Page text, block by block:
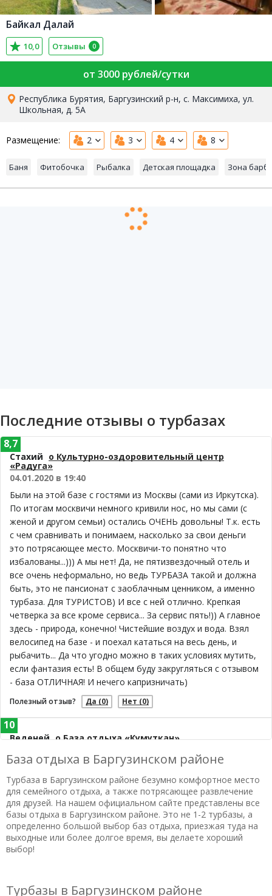
Байкал Далай
10,0 Отзывы 0
от 3000 рублей/сутки
Республика Бурятия, Баргузинский р-н, с. Максимиха, ул.
Школьная, д. 5А
Размещение: 2 3 4 8
Баня Фитобочка Рыбалка Детская площадка Зона
Последние отзывы о турбазах
Стахий о Культурно-оздоровительный центр
«Радуга»
04.01.2020 в 19:40
Были на этой базе с гостями из Москвы (сами из Иркутска).
По итогам москвичи немного кривили нос, но мы сами (с
женой и другом семьи) остались ОЧЕНЬ довольны! Т.к. есть
с чем сравнивать и понимаем, насколько за свои деньги
это потрясающее место. Москвичи-то понятно что
избалованы...))) А мы нет! Да, не пятизвездочный отель и
все очень неформально, но ведь ТУРБАЗА такой и должна
быть, это не пансионат с заоблачным ценником, а именно
турбаза. Для ТУРИСТОВ) И все с ней отлично. Крепкая
четверка за все кроме сервиса... За сервис пять!)) А главное
здесь - природа, конечно! Чистейшие воздух и вода. Взял
велосипед на базе - и поехал кататься на весь день, и
рыбачить... Да что угодно можно в таких условиях мутить,
если фантазия есть! В общем буду закругляться с отзывом
- база ОТЛИЧНАЯ! И нечего капризничать)
Полезный отзыв? Да (0) Нет (0)
8,7
Веденей о База отдыха «Кумуткан»
Были на выходных в этом потрясающем месте! Все отлично
- хорошее обслуживание, разнообразное и вкусное питание
(+большие порции)), вокруг уютная территория, свежий
воздух, природа/погода. Для отдыха с детишками подходит
на все 100!
Полезный отзыв? Да(0) Нет(0)
10
«Радуга»
База отдыха в Баргузинском районе
Турбаза в Баргузинском районе безумно комфортное место
для семейного отдыха, а также потрясающее развлечение
для друзей. На нашем официальном сайте представлены все
базы отдыха в Баргузинском районе. Это не 1-2 турбазы, а
определенно большой выбор баз отдыха, приезжая туда на
выходные или более долгое время, вы делаете хороший
выбор!
Турбазы в Баргузинском районе